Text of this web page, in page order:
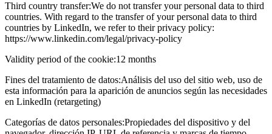
Third country transfer:We do not transfer your personal data to third
countries. With regard to the transfer of your personal data to third
countries by LinkedIn, we refer to their privacy policy:
https://www.linkedin.com/legal/privacy-policy
Validity period of the cookie:12 months
Fines del tratamiento de datos:Análisis del uso del sitio web, uso de
esta información para la aparición de anuncios según las necesidades
en LinkedIn (retargeting)
Categorías de datos personales:Propiedades del dispositivo y del